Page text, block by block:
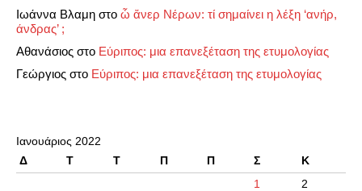
Ιωάννα Βλαμη στο ὦ ἄνερ Νέρων: τί σημαίνει η λέξη ‘ανήρ,
άνδρας’ ;
Αθανάσιος στο Εύριπος: μια επανεξέταση της ετυμολογίας
Γεώργιος στο Εύριπος: μια επανεξέταση της ετυμολογίας
Ιανουάριος 2022
Δ
Τ Τ Π Π Σ
Κ
1
2